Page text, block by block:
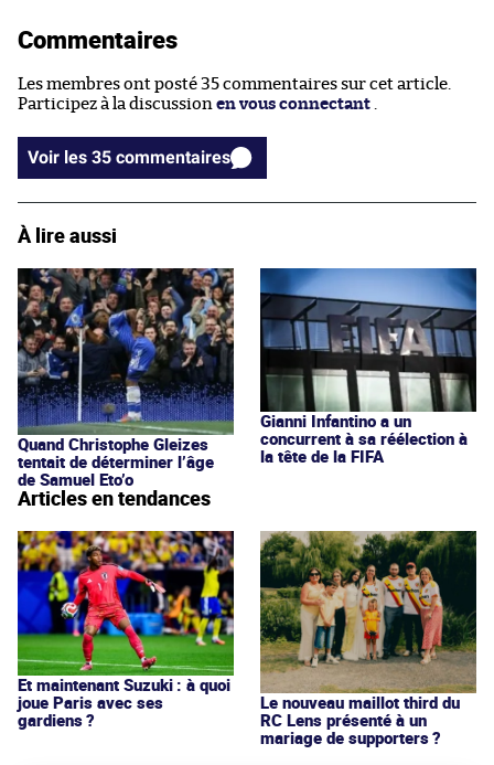
Commentaires
Les membres ont posté 35 commentaires sur cet article.
Participez à la discussion en vous connectant .
Voir les 35 commentaires
À lire aussi
Quand Christophe Gleizes
tentait de déterminer l’âge
de Samuel Eto’o
Gianni Infantino a un
concurrent à sa réélection à
la tête de la FIFA
Articles en tendances
Et maintenant Suzuki : à quoi
joue Paris avec ses
gardiens ?
Le nouveau maillot third du
RC Lens présenté à un
mariage de supporters ?